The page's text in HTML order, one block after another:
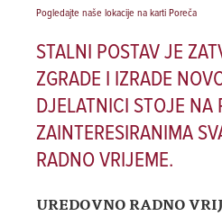
Pogledajte naše lokacije na karti Poreča
STALNI POSTAV JE
ZGRADE I IZRADE
DJELATNICI STOJE
ZAINTERESIRANIMA
RADNO VRIJEME.
UREDOVNO RADNO